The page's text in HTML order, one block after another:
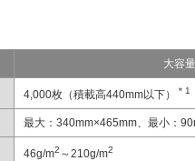
大容
4,000枚（積載高440mm以下） ＊1
最大：340mm×465mm、最小：
46g/m2 ～210g/m2